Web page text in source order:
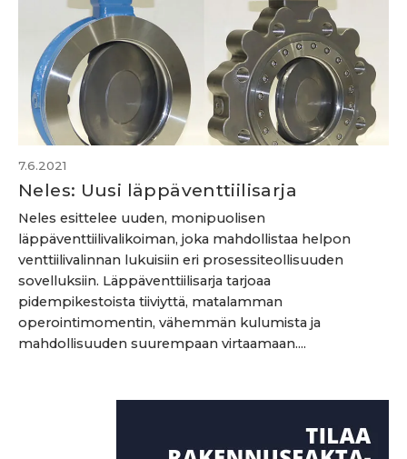
7.6.2021
Neles: Uusi läppäventtiilisarja
Neles esittelee uuden, monipuolisen
läppäventtiilivalikoiman, joka mahdollistaa helpon
venttiilivalinnan lukuisiin eri prosessiteollisuuden
sovelluksiin. Läppäventtiilisarja tarjoaa
pidempikestoista tiiviyttä, matalamman
operointimomentin, vähemmän kulumista ja
mahdollisuuden suurempaan virtaamaan....